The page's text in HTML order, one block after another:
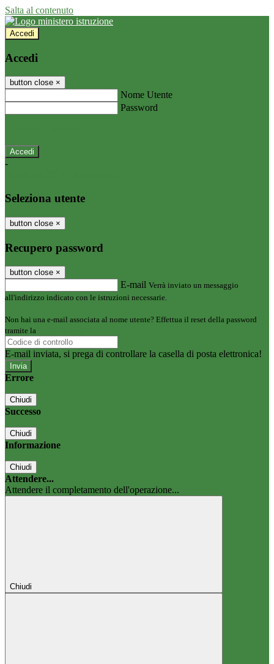
Salta al contenuto
Accedi
Accedi
button close ×
Nome Utente
Password
-
Seleziona utente
button close ×
Recupero password
button close ×
E-mail Verrà inviato un messaggio
all'indirizzo indicato con le istruzioni necessarie.
Non hai una e-mail associata al nome utente? Effettua il reset della password
tramite la
E-mail inviata, si prega di controllare la casella di posta elettronica!
Errore
Chiudi
Successo
Chiudi
Informazione
Chiudi
Attendere...
Attendere il completamento dell'operazione...
Chiudi